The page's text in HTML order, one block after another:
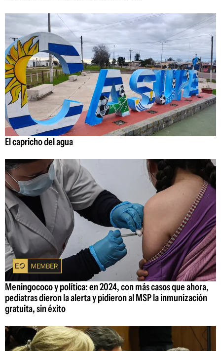
El capricho del agua
Meningococo y política: en 2024, con más casos que ahora,
pediatras dieron la alerta y pidieron al MSP la inmunización
gratuita, sin éxito